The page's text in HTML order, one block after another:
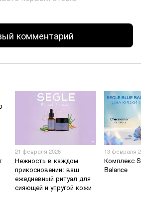
комментарий
21 февраля 2026
Нежность в каждом
прикосновении: ваш
ежедневный ритуал для
сияющей и упругой кожи
13 февраля
Комплекс
Balance